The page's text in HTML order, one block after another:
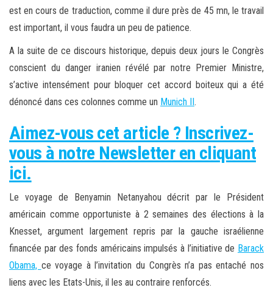
est en cours de traduction, comme il dure près de 45 mn, le travail
est important, il vous faudra un peu de patience.
A la suite de ce discours historique, depuis deux jours le Congrès
conscient du danger iranien révélé par notre Premier Ministre,
s’active intensément pour bloquer cet accord boiteux qui a été
dénoncé dans ces colonnes comme un Munich II.
Aimez-vous cet article ? Inscrivez-
vous à notre Newsletter en cliquant
ici.
Le voyage de Benyamin Netanyahou décrit par le Président
américain comme opportuniste à 2 semaines des élections à la
Knesset, argument largement repris par la gauche israélienne
financée par des fonds américains impulsés à l’initiative de Barack
Obama, ce voyage à l’invitation du Congrès n’a pas entaché nos
liens avec les Etats-Unis, il les au contraire renforcés.